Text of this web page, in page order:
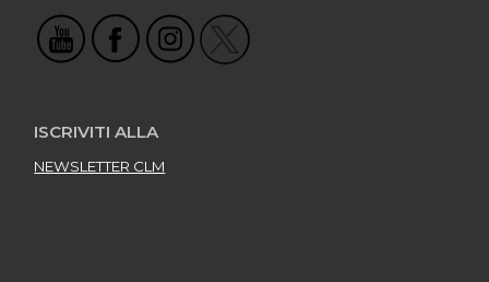
ISCRIVITI ALLA
NEWSLETTER CLM